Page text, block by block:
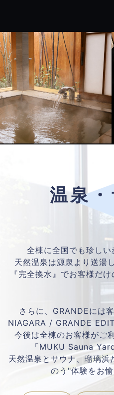
温泉
全棟に全国でも珍しい
天然温泉は源泉より送湯
『完全換水』でお客様だ
さらに、GRANDEには
NIAGARA / GRANDE
今後は全棟のお客様がご
「MUKU Sauna
天然温泉とサウナ、瑠璃浜
のう"体験をお